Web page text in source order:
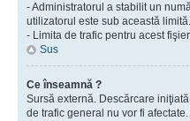
- Administratorul a stabilit un
utilizatorul este sub această limită.
- Limita de trafic pentru acest
Sus
Ce înseamnă ?
Sursă externă. Descărcare
de trafic general nu vor fi afectate.